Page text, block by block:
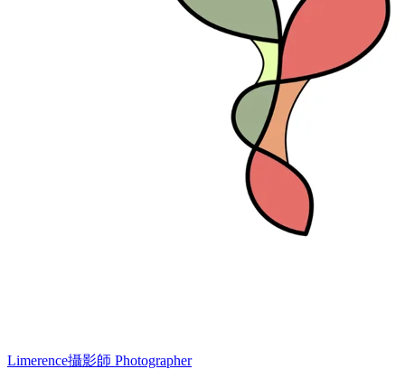
Limerence攝影師 Photographer